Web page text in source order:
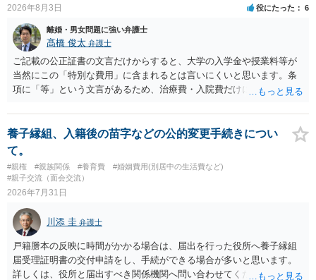
2026年8月3日 役にたった 6
離婚・男女問題に強い弁護士
髙橋 俊太 弁護士
ご記載の公正証書の文言だけからすると、大学の入学金や授業料等が
当然にこの「特別な費用」に含まれるとは言いにくいと思います。条
項に「等」という文言があるため、治療費・入院費だけに限定される
れていますので、通常は、病気や事故によって臨時に必要となった医
療費その他これに類する特別支出を念頭に置いた条項と読むのが自然
です。したがって、大学の入学金、授業料、受験費用などの教育費に
ついてまで、「この条項があるから当然に半額を請求できる」とまで
は言いにくいと思われます。なお、通常、大学進学費用をどこまで負
担すべきかについては、離婚時の合意内容のほか、子どもの年齢、大
や費用などを踏まえて個別に検討することになります。公正証書の他
の条項において、養育費の終期についてどのように定められている
か、大学進学に関する定めの有無、「教育費」「進学費用」に関する
定めの有無等について確認する必要があると考えられます。
養子縁組、入籍後の苗字などの公的変更手続きについ
て。
#親権 #親族関係 #養育費
#婚姻費用(別居中の生活費など)
#親子交流（面会交流）
2026年7月31日
川添 圭 弁護士
戸籍謄本の反映に時間がかかる場合は、届出を行った役所へ養子縁組
届受理証明書の交付申請をし、手続ができる場合が多いと思います。
詳しくは、役所と届出すべき関係機関へ問い合わせてください。